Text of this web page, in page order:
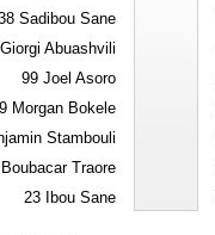
Sadibou Sane
Abuashvili
99Joel Asoro
Morgan Bokele
Stambouli
Traore
23Ibou Sane